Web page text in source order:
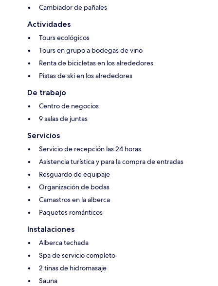
Cambiador de pañales
Actividades
Tours ecológicos
Tours en grupo a bodegas de vino
Renta de bicicletas en los alrededores
Pistas de ski en los alrededores
De trabajo
Centro de negocios
9 salas de juntas
Servicios
Servicio de recepción las 24 horas
Asistencia turística y para la compra de entradas
Resguardo de equipaje
Organización de bodas
Camastros en la alberca
Paquetes románticos
Instalaciones
Alberca techada
Spa de servicio completo
2 tinas de hidromasaje
Sauna